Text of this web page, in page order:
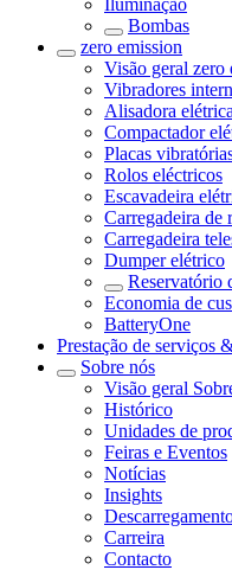
Iluminação
Bombas
zero emission
Visão geral zero
Vibradores
Alisadora elétrica
Compactador
Placas
Rolos eléctricos
Escavadeira
Carregadeira de
Carregadeira
Dumper elétrico
Reservatório
Economia de
BatteryOne
Prestação de serviços
Sobre nós
Visão geral
Histórico
Unidades de
Feiras e Eventos
Notícias
Insights
Carreira
Contacto